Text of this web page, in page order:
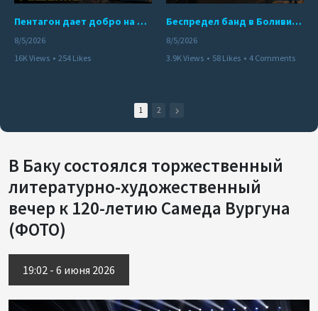
Пентагон дает добро на ядерный удар по противникам США
8/5/2026
16K Views • 254 Likes
Беспредел банд в Боливии. Расправы над наркоторговцами
8/5/2026
3.9K Views • 58 Likes • 4 Comments
1 2
В Баку состоялся торжественный
литературно-художественный
вечер к 120-летию Самеда Вургуна
(ФОТО)
19:02 - 6 июня 2026